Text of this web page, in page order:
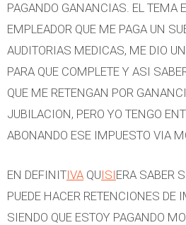
PAGANDO GANANCIAS. EL TEMA
EMPLEADOR QUE ME PAGA UN
AUDITORIAS MEDICAS, ME DIO
PARA QUE COMPLETE Y ASI
QUE ME RETENGAN POR
JUBILACION, PERO YO TENGO
ABONANDO ESE IMPUESTO VIA
EN DEFINITIVA QUISIERA SABER
PUEDE HACER RETENCIONES DE
SIENDO QUE ESTOY PAGANDO